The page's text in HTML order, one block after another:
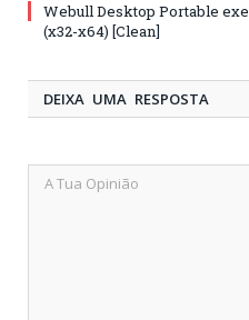
Webull Desktop Portable exe
(x32-x64) [Clean]
DEIXA UMA RESPOSTA